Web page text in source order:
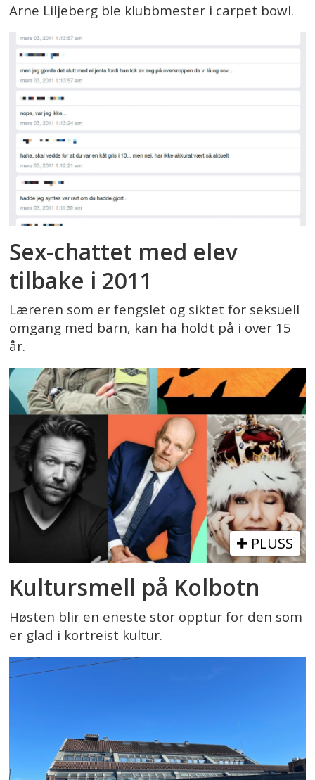
Arne Liljeberg ble klubbmester i carpet bowl.
Sex-chattet med elev
tilbake i 2011
Læreren som er fengslet og siktet for seksuell
omgang med barn, kan ha holdt på i over 15
år.
PLUSS
Kultursmell på Kolbotn
Høsten blir en eneste stor opptur for den som
er glad i kortreist kultur.